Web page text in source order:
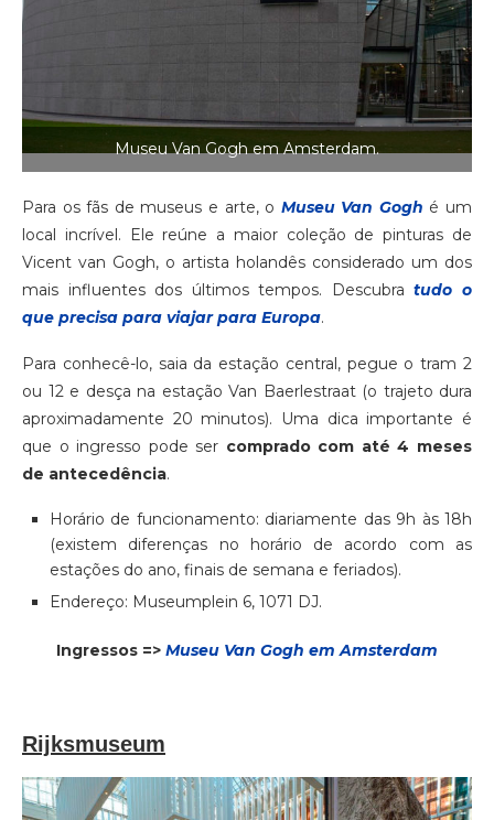
Museu Van Gogh em Amsterdam.
Para os fãs de museus e arte, o Museu Van Gogh é um
local incrível. Ele reúne a maior coleção de pinturas de
Vicent van Gogh, o artista holandês considerado um dos
mais influentes dos últimos tempos. Descubratudo o
que precisa para viajar para Europa.
Para conhecê-lo, saia da estação central, pegue o tram 2
ou 12 e desça na estação Van Baerlestraat (o trajeto dura
aproximadamente 20 minutos). Uma dica importante é
que o ingresso pode ser comprado com até 4 meses
de antecedência.
Horário de funcionamento: diariamente das 9h às 18h
(existem diferenças no horário de acordo com as
estações do ano, finais de semana e feriados).
Endereço: Museumplein 6, 1071 DJ.
Ingressos => Museu Van Gogh em Amsterdam
Rijksmuseum